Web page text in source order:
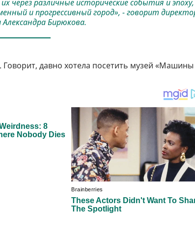
через различные исторические события и эпоху,
и прогрессивный город», - говорит
Бирюкова.
давно хотела посетить музей «Машины